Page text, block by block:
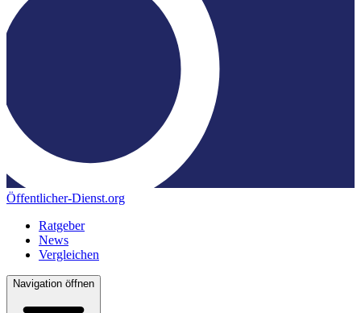
Öffentlicher-Dienst.org
Ratgeber
News
Vergleichen
Navigation öffnen